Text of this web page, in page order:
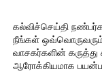
கல்விச்செய்தி
நீங்கள்
வாசகர்களின் கருத்து
ஆரோக்கியமாக